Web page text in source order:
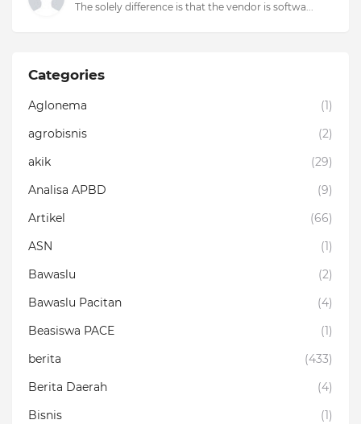
The solely difference is that the vendor is softwa...
Categories
Aglonema
(1)
agrobisnis
(2)
akik
(29)
Analisa APBD
(9)
Artikel
(66)
ASN
(1)
Bawaslu
(2)
Bawaslu Pacitan
(4)
Beasiswa PACE
(1)
berita
(433)
Berita Daerah
(4)
Bisnis
(1)